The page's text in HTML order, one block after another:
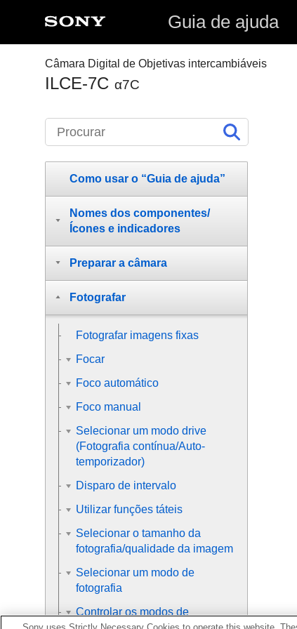
Guia de ajuda
Câmara Digital de Objetivas intercambiáveis
ILCE-7C α7C
Como usar o “Guia de ajuda”
Nomes dos componentes/
Ícones e indicadores
Preparar a câmara
Fotografar
Fotografar imagens fixas
Focar
Foco automático
Foco manual
Selecionar um modo drive
(Fotografia contínua/Auto-
temporizador)
Disparo de intervalo
Utilizar funções táteis
Selecionar o tamanho da
fotografia/qualidade da imagem
Selecionar um modo de
fotografia
Controlar os modos de